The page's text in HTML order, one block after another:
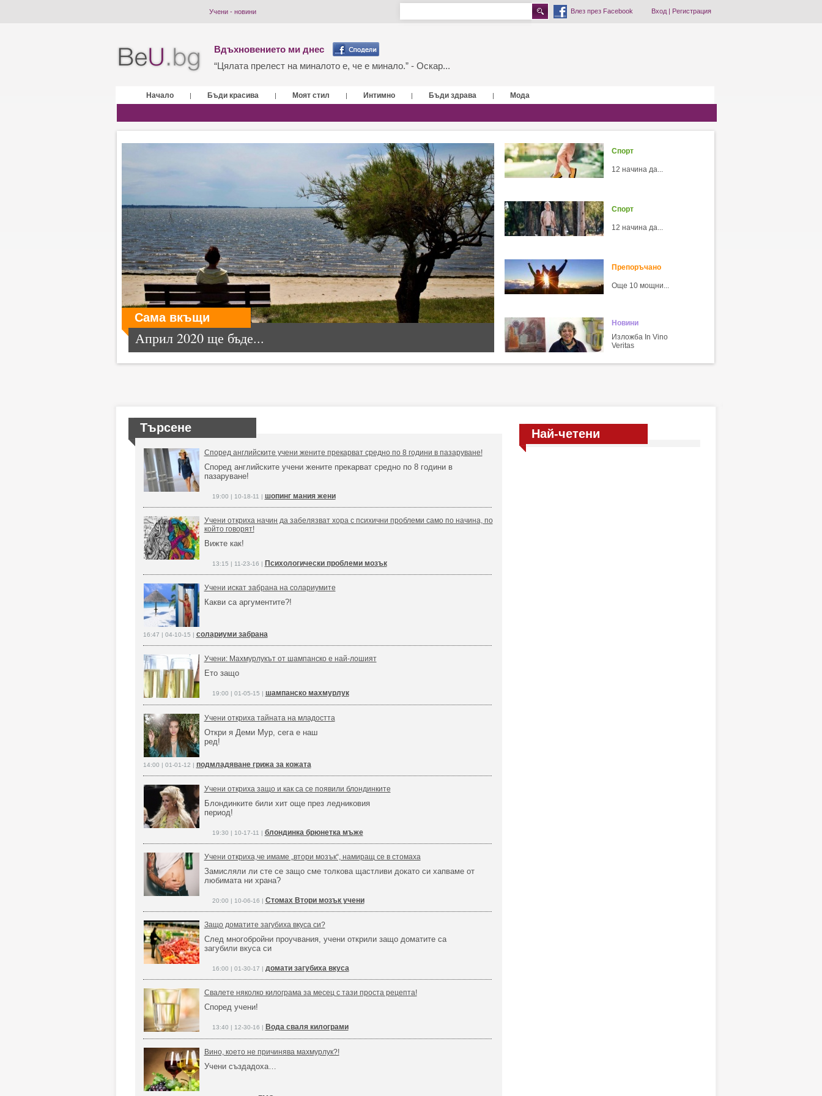
Учени - новини Влез през Facebook Вход| Регистрация
Вдъхновението ми днес
“Цялата прелест на миналото е, че е минало.” - Оскар...
Начало | Бъди красива | Моят стил | Интимно | Бъди здрава | Мода
Сама вкъщи
Април 2020 ще бъде...
Спорт
12 начина да...
Спорт
12 начина да...
Препоръчано
Още 10 мощни...
Новини
Изложба In Vino
Veritas
Търсене
Според английските учени жените прекарват средно по 8 години в пазаруване!
Според английските учени жените прекарват средно по 8 години в
пазаруване!
19:00 | 10-18-11 | шопинг мания жени
Учени откриха начин да забелязват хора с психични проблеми само по начина, по
който говорят!
Вижте как!
13:15 | 11-23-16 | Психологически проблеми мозък
Учени искат забрана на солариумите
Какви са аргументите?!
16:47 | 04-10-15 | солариуми забрана
Учени: Махмурлукът от шампанско е най-лошият
Ето защо
19:00 | 01-05-15 | шампанско махмурлук
Учени откриха тайната на младостта
Откри я Деми Мур, сега е наш
ред!
14:00 | 01-01-12 | подмладяване грижа за кожата
Учени откриха защо и как са се появили блондинките
Блондинките били хит още през ледниковия
период!
19:30 | 10-17-11 | блондинка брюнетка мъже
Учени откриха,че имаме „втори мозък“, намиращ се в стомаха
Замисляли ли сте се защо сме толкова щастливи докато си хапваме от
любимата ни храна?
20:00 | 10-06-16 | Стомах Втори мозък учени
Защо доматите загубиха вкуса си?
След многобройни проучвания, учени открили защо доматите са
загубили вкуса си
16:00 | 01-30-17 | домати загубиха вкуса
Свалете няколко килограма за месец с тази проста рецепта!
Според учени!
13:40 | 12-30-16 | Вода сваля килограми
Вино, което не причинява махмурлук?!
Учени създадоха…
Най-четени